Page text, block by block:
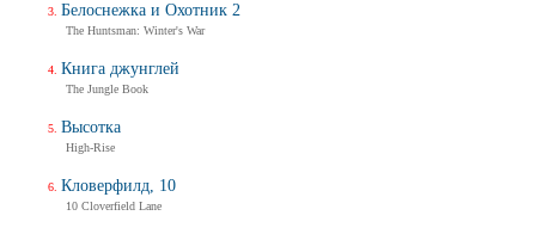
Белоснежка и Охотник 2
The Huntsman: Winter's War
Книга джунглей
The Jungle Book
Высотка
High-Rise
Кловерфилд, 10
10 Cloverfield Lane